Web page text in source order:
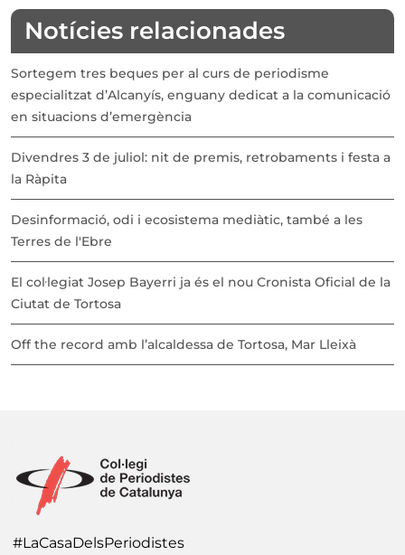
Notícies relacionades
Sortegem tres beques per al curs de periodisme
especialitzat d’Alcanyís, enguany dedicat a la comunicació
en situacions d’emergència
Divendres 3 de juliol: nit de premis, retrobaments i festa a
la Ràpita
Desinformació, odi i ecosistema mediàtic, també a les
Terres de l'Ebre
El col·legiat Josep Bayerri ja és el nou Cronista Oficial de la
Ciutat de Tortosa
Off the record amb l’alcaldessa de Tortosa, Mar Lleixà
#LaCasaDelsPeriodistes